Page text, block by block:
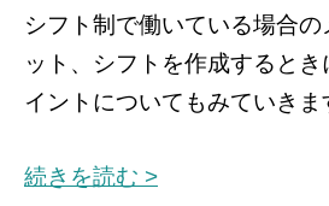
シフト制で働いている場合の
ット、シフトを作成すると
イントについてもみていきま
続きを読む >